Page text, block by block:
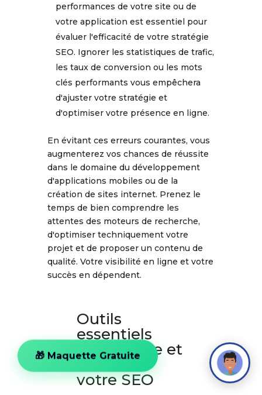
performances de votre site ou de
votre application est essentiel pour
évaluer l'efficacité de votre stratégie
SEO. Ignorer les statistiques de trafic,
les taux de conversion ou les mots
clés performants vous empêchera
d'ajuster votre stratégie et
d'optimiser votre présence en ligne.
En évitant ces erreurs courantes, vous
augmenterez vos chances de réussite
dans le domaine du développement
d'applications mobiles ou de la
création de sites internet. Prenez le
temps de bien comprendre les
attentes des moteurs de recherche,
d'optimiser techniquement votre
projet et de proposer un contenu de
qualité. Votre visibilité en ligne et votre
succès en dépendent.
Outils
essentiels
pour suivre et
améliorer
votre SEO
🎁 Maquette Gratuite